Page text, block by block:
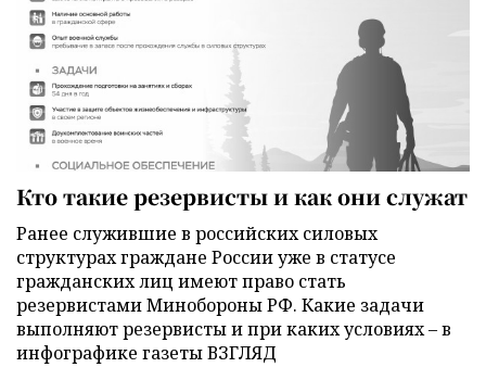
Кто такие резервисты и как они служат
Ранее служившие в российских силовых
структурах граждане России уже в статусе
гражданских лиц имеют право стать
резервистами Минобороны РФ. Какие задачи
выполняют резервисты и при каких условиях – в
инфографике газеты ВЗГЛЯД